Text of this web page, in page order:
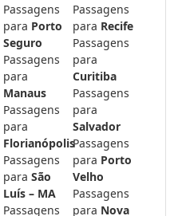
Passagens
para Porto
Seguro
Passagens
para
Manaus
Passagens
para
Florianópolis
Passagens
para São
Luís – MA
Passagens
Passagens
para Recife
Passagens
para
Curitiba
Passagens
para
Salvador
Passagens
para Porto
Velho
Passagens
para Nova